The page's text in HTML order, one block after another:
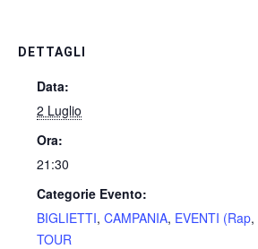
DETTAGLI
Data:
2 Luglio
Ora:
21:30
Categorie Evento:
BIGLIETTI, CAMPANIA, EVENTI (Rap,
TOUR